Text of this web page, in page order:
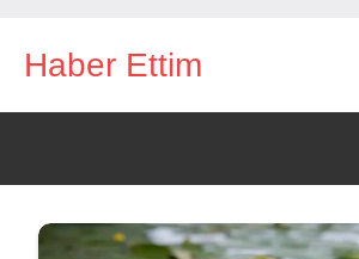
Haber Ettim